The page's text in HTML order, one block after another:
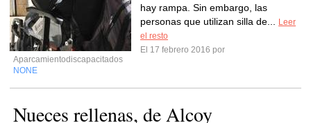
hay rampa. Sin embargo, las
personas que utilizan silla de...
Leer
el resto
El 17 febrero 2016 por
Aparcamientodiscapacitados
NONE
Nueces rellenas, de Alcoy